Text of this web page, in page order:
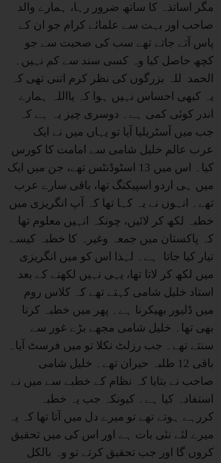
مگر اساتذہ کا ساتھ ضرور رہا، ہمارے والد
صاحب اور بہت سے علمائے کرام جو ان کے
پاس آتے جاتے تھے سب کی صحبت سے جو
کچھ حاصل کیا وہ کسی سند سے کم نہیں۔
الحمد للہ بزرگوں کی نظر کرم اتنی تھی کہ
یہ کبھی احساس نہیں ہوا کہ یااللہ ہمارے
اندر کوئی کمی ہے۔ دوسری چیز یہ ہے کہ
جب میں آسٹریلیا آیا تو یہاں میں نے ایک
عرب عالم خلیل شامی سے امامت کا کورس
کیا۔ اس میں 13 اسٹوڈنٹس تھے، جن میں ایک
میں ہی اردو اسپیکنگ تھا، باقی سارے عرب
تھے۔ انہوں نے یہ کہا تھا کہ آپ انگریزی میں
خطبہ لکھ کر لائیں، چونکہ انہیں معلوم تھا
کہ پاکستان میں جمعہ وغیرہ کا خطبہ کیسے
تیار کیا جاتا ہے۔ لہٰذا اس کو میں انگریزی
میں لکھ کر لاتا تھا، یہی نہیں لکھنے کے بعد
استاد خلیل شامی کہتے تھے کہ کلاس روم
میں ڈلیور بھیکرنا ہے۔ پھر میں خطبہ کرتا
بھی تھا۔ خلیل شامی مجھے بڑے غور سے
سنتے تھے۔ جب رزلٹ نکلا تو میں فرسٹ آیا۔
باقی 12 طلبہ حیران تھے۔ خلیل شامی
صاحب نے بتایا کہ نظام کے خطبے سے میں نے
استفادہ کیا ہے۔ کیونکہ جب یہ خطبہ
کررہے ہوتے تھے تو میرے دل میں آتا تھا کہ یہ
میرے لئے نئی بات ہے اور اس کی میں تحقیق
کروں گا اور جب تحقیق کرتے تو وہ بالکل